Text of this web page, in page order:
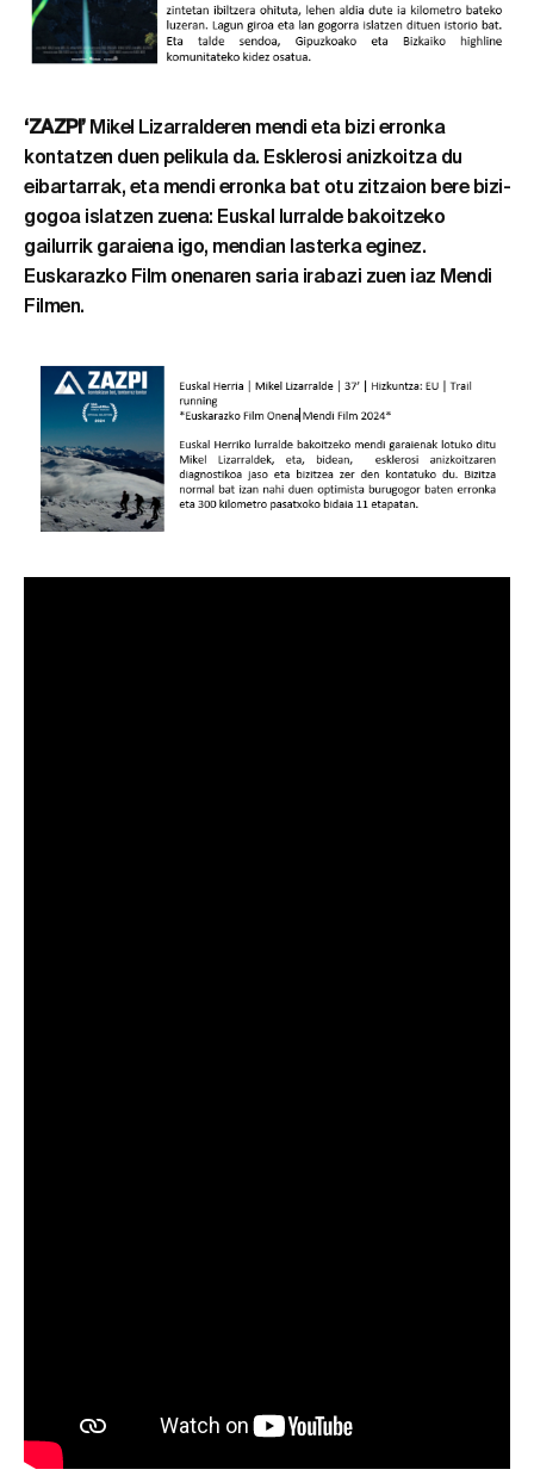
‘ZAZPI’Mikel Lizarralderen mendi eta bizi erronka
kontatzen duen pelikula da. Esklerosi anizkoitza du
eibartarrak, eta mendi erronka bat otu zitzaion bere bizi-
gogoa islatzen zuena: Euskal lurralde bakoitzeko
gailurrik garaiena igo, mendian lasterka eginez.
Euskarazko Film onenaren saria irabazi zuen iaz Mendi
Filmen.